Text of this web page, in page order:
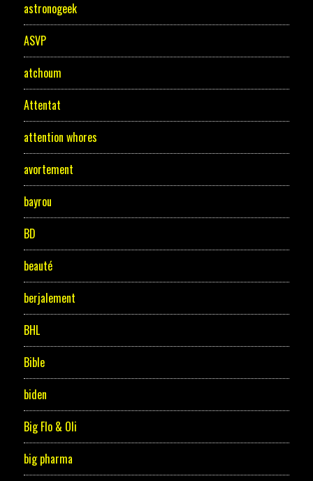
astronogeek
ASVP
atchoum
Attentat
attention whores
avortement
bayrou
BD
beauté
berjalement
BHL
Bible
biden
Big Flo & Oli
big pharma